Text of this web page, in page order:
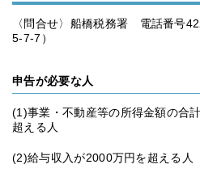
〈問合せ〉船橋税務署 電話番号
5-7-7）
申告が必要な人
(1)事業・不動産等の所得金額の合
超える人
(2)給与収入が2000万円を超える人